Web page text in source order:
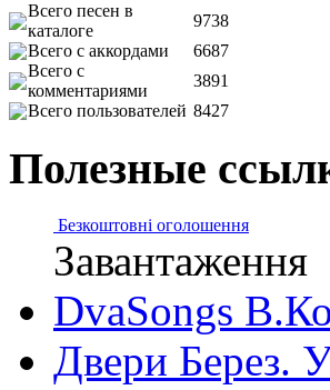
Всего песен в
каталоге
9738
Всего с аккордами
6687
Всего с
комментариями
3891
Всего пользователей 8427
Полезные
Безкоштовні оголошення
Завантаження
DvaSongs
Двери Берез.